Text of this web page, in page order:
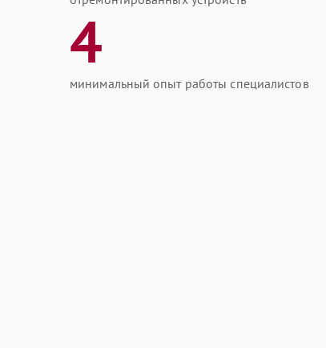
4
минимальный опыт работы специалистов